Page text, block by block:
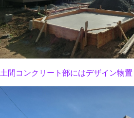
土間コンクリート部にはデザイン物置